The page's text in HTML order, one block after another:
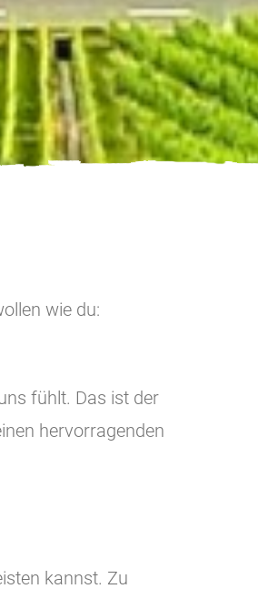
wie du:
fühlt. Das ist der
hervorragenden
kannst. Zu